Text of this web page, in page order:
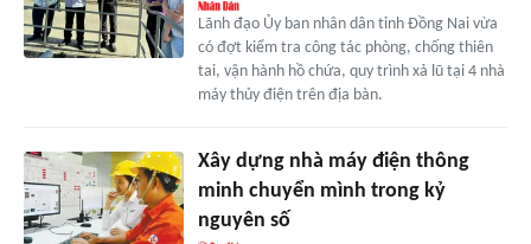
Lãnh đạo Ủy ban nhân dân tỉnh Đồng Nai vừa
có đợt kiểm tra công tác phòng, chống thiên
tai, vận hành hồ chứa, quy trình xả lũ tại 4 nhà
máy thủy điện trên địa bàn.
Xây dựng nhà máy điện thông
minh chuyển mình trong kỷ
nguyên số